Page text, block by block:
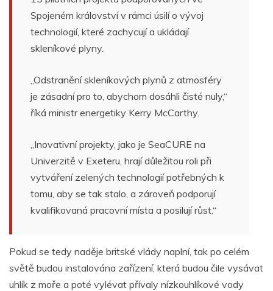
Spojeném království v rámci úsilí o vývoj
technologií, které zachycují a ukládají
skleníkové plyny.
„Odstranění skleníkových plynů z atmosféry
je zásadní pro to, abychom dosáhli čisté nuly,“
říká ministr energetiky Kerry McCarthy.
„Inovativní projekty, jako je SeaCURE na
Univerzitě v Exeteru, hrají důležitou roli při
vytváření zelených technologií potřebných k
tomu, aby se tak stalo, a zároveň podporují
kvalifikovaná pracovní místa a posilují růst.“
Pokud se tedy naděje britské vlády naplní, tak po celém
světě budou instalována zařízení, která budou čile vysávat
uhlík z moře a poté vylévat přívaly nízkouhlíkové vody